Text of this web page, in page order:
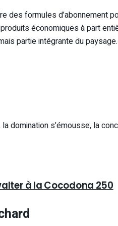
des formules d’abonnement
économiques à part
partie intégrante du paysage.
domination s’émousse, la
à la Cocodona 250